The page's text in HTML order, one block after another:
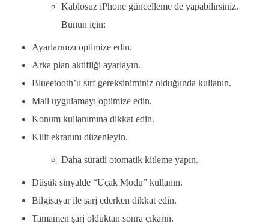
Kablosuz iPhone güncelleme de yapabilirsiniz.
Bunun için:
Ayarlarınızı optimize edin.
Arka plan aktifliği ayarlayın.
Blueetooth’u sırf gereksiniminiz olduğunda kullanın.
Mail uygulamayı optimize edin.
Konum kullanımına dikkat edin.
Kilit ekranını düzenleyin.
Daha süratli otomatik kitleme yapın.
Düşük sinyalde “Uçak Modu” kullanın.
Bilgisayar ile şarj ederken dikkat edin.
Tamamen şarj olduktan sonra çıkarın.